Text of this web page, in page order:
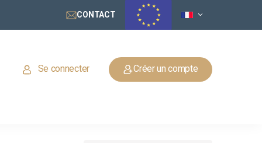
CONTACT
Se connecter Créer un compte